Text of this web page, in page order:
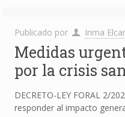
Publicado por Inma
Medidas
por la crisis
DECRETO-LEY FORAL 2/
responder al impacto